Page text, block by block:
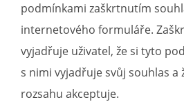
podmínkami zaškrtnutím
internetového formuláře.
vyjadřuje uživatel, že si tyto
s nimi vyjadřuje svůj souhlas a
rozsahu akceptuje.